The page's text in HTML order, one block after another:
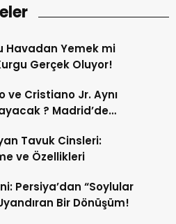
Havadan Yemek mi
Gerçek Oluyor!
ve Cristiano Jr. Aynı
? Madrid’de
Tavuk Cinsleri:
ve Özellikleri
Persiya’dan “Soylular
Bir Dönüşüm!